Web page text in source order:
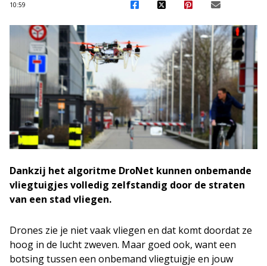
10:59
Dankzij het algoritme DroNet kunnen onbemande
vliegtuigjes volledig zelfstandig door de straten
van een stad vliegen.
Drones zie je niet vaak vliegen en dat komt doordat ze
hoog in de lucht zweven. Maar goed ook, want een
botsing tussen een onbemand vliegtuigje en jouw